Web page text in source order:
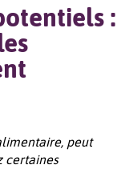
:
peut
certaines